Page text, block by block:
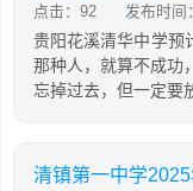
点击：92 发布时间
贵阳花溪清华中学预
那种人，就算不成功
忘掉过去，但一定要
清镇第一中学